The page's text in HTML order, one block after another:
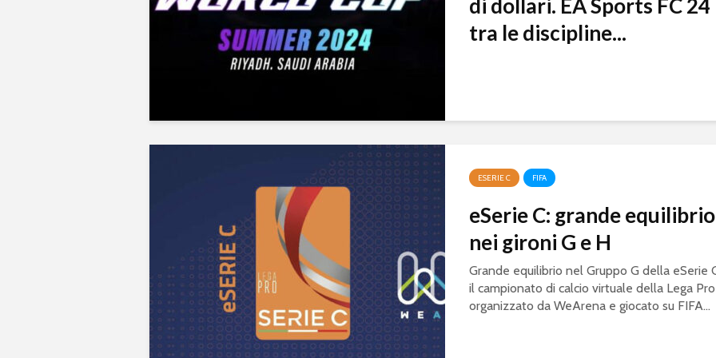
di dollari. EA Sports FC 24
tra le discipline...
ESERIE C FIFA
eSerie C: grande equilibrio
nei gironi G e H
Grande equilibrio nel Gruppo G della eSerie
il campionato di calcio virtuale della Lega Pro
organizzato da WeArena e giocato su FIFA...